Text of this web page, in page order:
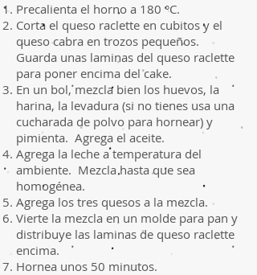
Precalienta el horno a 180 °C.
Corta el queso raclette en cubitos y el
queso cabra en trozos pequeños.
Guarda unas laminas del queso raclette
para poner encima del cake.
En un bol, mezcla bien los huevos, la
harina, la levadura (si no tienes usa una
cucharada de polvo para hornear) y
pimienta. Agrega el aceite.
Agrega la leche a temperatura del
ambiente. Mezcla hasta que sea
homogénea.
Agrega los tres quesos a la mezcla.
Vierte la mezcla en un molde para pan y
distribuye las laminas de queso raclette
encima.
Hornea unos 50 minutos.